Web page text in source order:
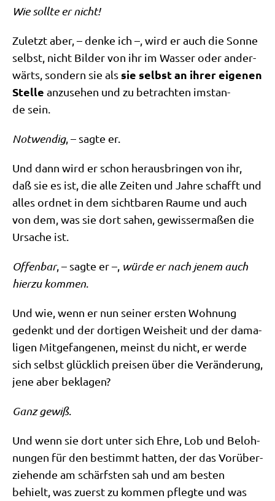
Wie soll­te er nicht!
Zuletzt aber, – den­ke ich –, wird er auch die Son­ne
selbst, nicht Bil­der von ihr im Was­ser oder ander­
wärts, son­dern sie als sie selbst an ihrer eige­nen
Stel­le anzu­se­hen und zu betrach­ten imstan­
de sein.
Not­wen­dig, – sag­te er.
Und dann wird er schon her­aus­brin­gen von ihr,
daß sie es ist, die alle Zei­ten und Jah­re schafft und
alles ord­net in dem sicht­ba­ren Rau­me und auch
von dem, was sie dort sahen, gewis­ser­ma­ßen die
Ursa­che ist.
Offen­bar, – sag­te er –, wür­de er nach jenem auch
hier­zu kom­men
Und wie, wenn er nun sei­ner ersten Woh­nung
gedenkt und der dor­ti­gen Weis­heit und der dama­
li­gen Mit­ge­fan­ge­nen, meinst du nicht, er wer­de
sich selbst glück­lich prei­sen über die Ver­än­de­rung,
jene aber beklagen?
Ganz gewiß.
Und wenn sie dort unter sich Ehre, Lob und Beloh­
nun­gen für den bestimmt hat­ten, der das Vor­über­
zie­hen­de am schärf­sten sah und am besten
behielt, was zuerst zu kom­men pfleg­te und was